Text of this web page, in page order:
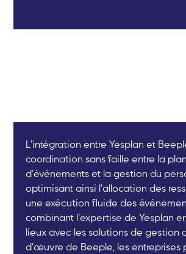
L'intégration entre Yesplan et
coordination sans faille entre la
d'événements et la gestion du
optimisant ainsi l'allocation des
une exécution fluide des
combinant l'expertise de Yesplan
lieux avec les solutions de gestion
d'œuvre de Beeple, les entreprises